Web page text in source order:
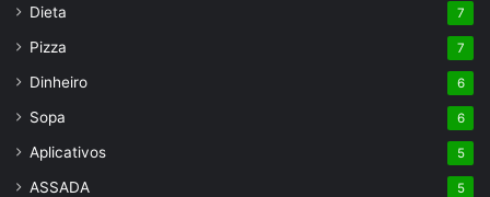
Dieta 7
Pizza 7
Dinheiro 6
Sopa 6
Aplicativos 5
ASSADA 5